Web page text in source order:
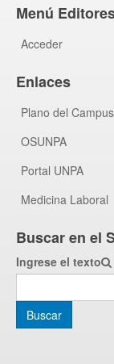
Menú
Acceder
Enlaces
Plano del Campus
OSUNPA
Portal UNPA
Medicina Laboral
Buscar en el
Ingrese el texto
Buscar